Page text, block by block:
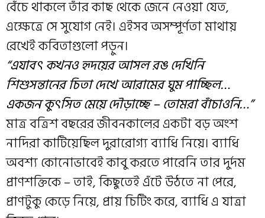
বেঁচে থাকলে তাঁর কাছ থেকে জেনে নেওয়া যেত,
এক্ষেত্রে সে সুযোগ নেই। এইসব অসম্পূর্ণতা মাথায়
রেখেই কবিতাগুলো পড়ুন।
“এযাবৎ কখনও হৃদয়ের আসল রঙ দেখিনি
শিশুসন্তানের চিতা দেখে আরামের ঘুম পাচ্ছিল…
একজন কুৎসিত মেয়ে দৌড়াচ্ছে – তোমরা বাঁচাওনি…”
মাত্র বত্রিশ বছরের জীবনকালের একটা বড় অংশ
নাদিরা কাটিয়েছিল দুরারোগ্য ব্যাধি নিয়ে। ব্যাধি
অবশ্য কোনোভাবেই কাবু করতে পারেনি তার দুর্দম
প্রাণশক্তিকে – তাই, কিছুতেই এঁটে উঠতে না পেরে,
প্রাণটুকু কেড়ে নিয়ে, প্রায় চিটিং করে, ব্যাধি এ যাত্রা